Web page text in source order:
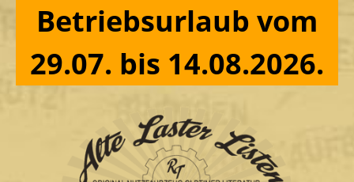
Zum Hauptinhalt springen
Betriebsurlaub vom
29.07. bis 14.08.2026.